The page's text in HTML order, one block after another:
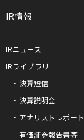
IR情報
IRニュース
IRライブラリ
決算短信
決算説明会
アナリストレポート
有価証券報告書等